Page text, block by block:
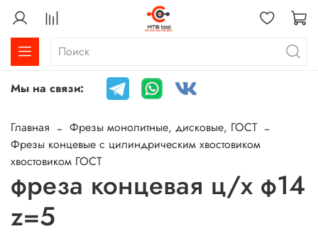
Мы на связи:
Главная
Фрезы монолитные, дисковые, ГОСТ
Фрезы концевые с цилиндрическим хвостовиком
хвостовиком ГОСТ
фреза концевая ц/х ф14
z=5